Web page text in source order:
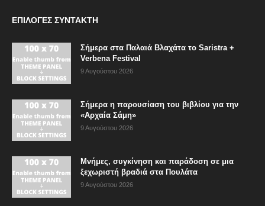
ΕΠΙΛΟΓΈΣ ΣΥΝΤΆΚΤΗ
Σήμερα στα Παλαιά Βλαχάτα το Saristra +
Verbena Festival
9 Αυγούστου 2026
Σήμερα η παρουσίαση του βιβλίου για την
«Αρχαία Σάμη»
9 Αυγούστου 2026
Μνήμες, συγκίνηση και παράδοση σε μια
ξεχωριστή βραδιά στα Πουλάτα
9 Αυγούστου 2026